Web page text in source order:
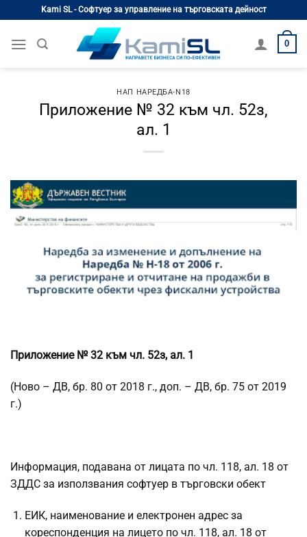
content
Kami SL - Софтуер за управление на търговската дейност
0
НАП НАРЕДБА-N18
Приложение № 32 към чл. 52з,
ал. 1
Приложение № 32 към чл. 52з, ал. 1
(Ново – ДВ, бр. 80 от 2018 г., доп. – ДВ, бр. 75 от 2019
г.)
Информация, подавана от лицата по чл. 118, ал. 18 от
ЗДДС за използвания софтуер в търговски обект
ЕИК, наименование и електронен адрес за
кореспонденция на лицето по чл. 118, ал. 18 от